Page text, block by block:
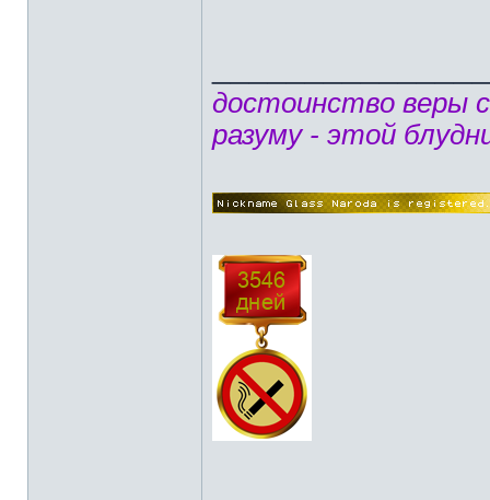
достоинство веры
разуму - этой